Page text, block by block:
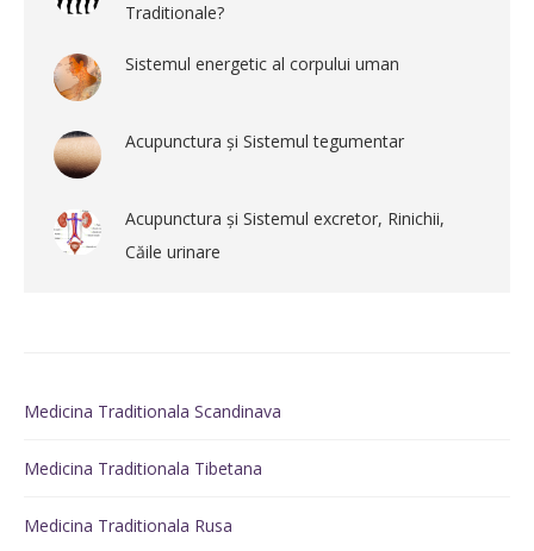
Traditionale?
Sistemul energetic al corpului uman
Acupunctura și Sistemul tegumentar
Acupunctura și Sistemul excretor, Rinichii,
Căile urinare
Medicina Traditionala Scandinava
Medicina Traditionala Tibetana
Medicina Traditionala Rusa